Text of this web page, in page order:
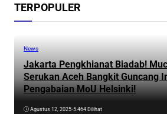
TERPOPULER
News
Jakarta Pengkhianat Biadab!
Serukan Aceh Bangkit Guncang
Pengabaian MoU Helsinki!
Agustus 12, 2025•5.464 Dilihat